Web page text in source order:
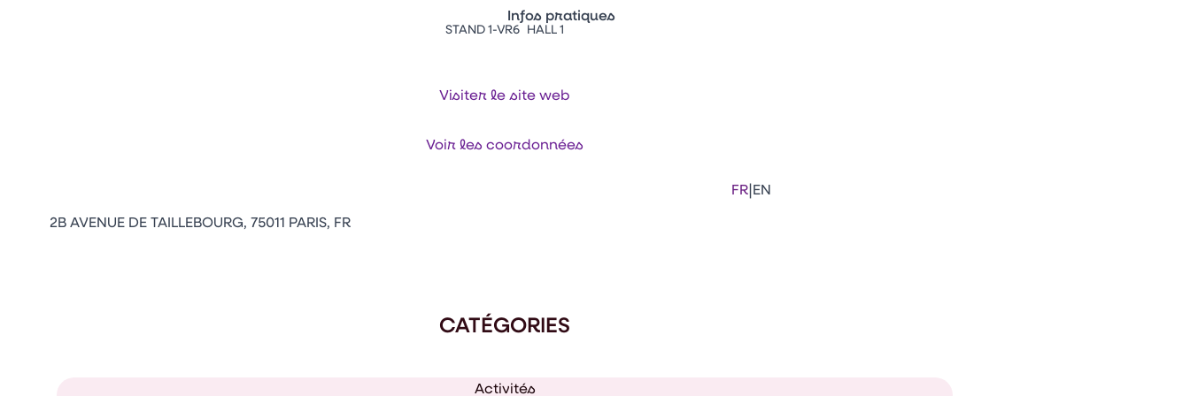
Infos pratiques
FR|EN
STAND 1-VR6 HALL 1
Visiter le site web
Voir les coordonnées
2B AVENUE DE TAILLEBOURG, 75011 PARIS, FR
CATÉGORIES
Activités